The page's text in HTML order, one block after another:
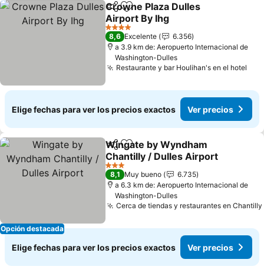
CompartirAgregar a favoritos
Crowne Plaza Dulles
Airport By Ihg
Ver precios
4 Estrellas
8,6 Excelente
6.356
a 3.9 km de: Aeropuerto Internacional de
Washington-Dulles
Restaurante y bar Houlihan's en el hotel
Elige fechas para ver los precios exactos Ver precios
Opción destacada
CompartirAgregar a favoritos
Wingate by Wyndham
Chantilly / Dulles Airport
Ver precios
3 Estrellas
8,1 Muy bueno
6.735
a 6.3 km de: Aeropuerto Internacional de
Washington-Dulles
Cerca de tiendas y restaurantes en Chantilly
Elige fechas para ver los precios exactos Ver precios